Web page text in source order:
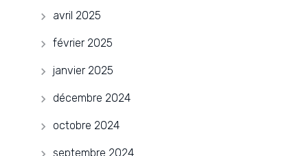
avril 2025
février 2025
janvier 2025
décembre 2024
octobre 2024
septembre 2024